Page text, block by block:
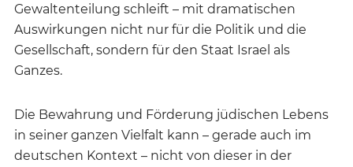
Gewaltenteilung schleift – mit dramatischen
Auswirkungen nicht nur für die Politik und die
Gesellschaft, sondern für den Staat Israel als
Ganzes.
Die Bewahrung und Förderung jüdischen Lebens
in seiner ganzen Vielfalt kann – gerade auch im
deutschen Kontext – nicht von dieser in der